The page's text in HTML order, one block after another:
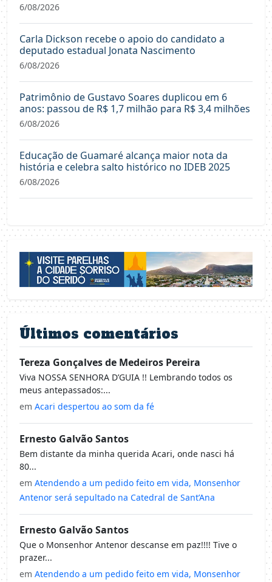
6/08/2026
Carla Dickson recebe o apoio do candidato a
deputado estadual Jonata Nascimento
6/08/2026
Patrimônio de Gustavo Soares duplicou em 6
anos: passou de R$ 1,7 milhão para R$ 3,4 milhões
6/08/2026
Educação de Guamaré alcança maior nota da
história e celebra salto histórico no IDEB 2025
6/08/2026
Últimos comentários
Tereza Gonçalves de Medeiros Pereira
Viva NOSSA SENHORA D’GUIA !! Lembrando todos os
meus antepassados:...
em Acari despertou ao som da fé
Ernesto Galvão Santos
Bem distante da minha querida Acari, onde nasci há
80...
em Atendendo a um pedido feito em vida, Monsenhor
Antenor será sepultado na Catedral de Sant’Ana
Ernesto Galvão Santos
Que o Monsenhor Antenor descanse em paz!!!! Tive o
prazer...
em Atendendo a um pedido feito em vida, Monsenhor